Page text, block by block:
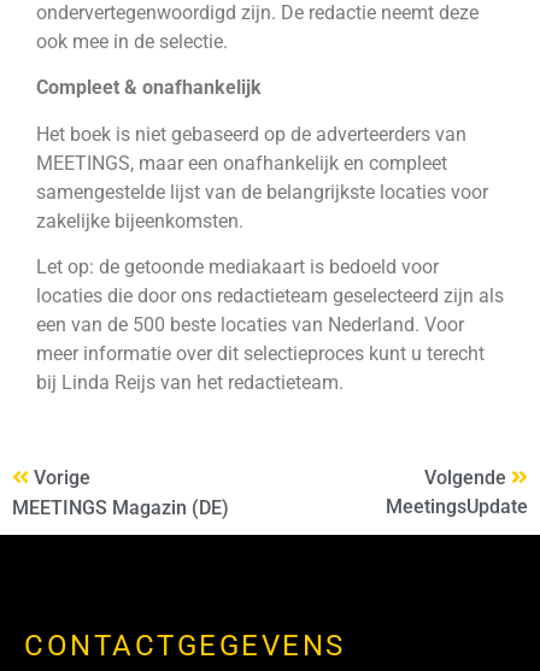
ondervertegenwoordigd zijn. De redactie neemt deze
ook mee in de selectie.
Compleet & onafhankelijk
Het boek is niet gebaseerd op de adverteerders van
MEETINGS, maar een onafhankelijk en compleet
samengestelde lijst van de belangrijkste locaties voor
zakelijke bijeenkomsten.
Let op: de getoonde mediakaart is bedoeld voor
locaties die door ons redactieteam geselecteerd zijn als
een van de 500 beste locaties van Nederland. Voor
meer informatie over dit selectieproces kunt u terecht
bij Linda Reijs van het redactieteam.
Vorige
MEETINGS Magazin (DE)
Volgende
MeetingsUpdate
CONTACTGEGEVENS